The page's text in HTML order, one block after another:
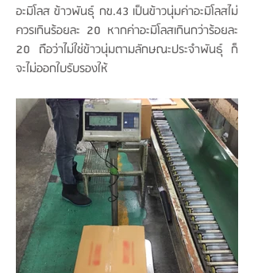
อะมิโลส ข้าวพันธุ์ กข.43 เป็นข้าวนุ่มค่าอะมิโลสไม่
ควรเกินร้อยละ 20 หากค่าอะมิโลสเกินกว่าร้อยละ
20 ถือว่าไม่ใช่ข้าวนุ่มตามลักษณะประจำพันธุ์ ก็
จะไม่ออกใบรับรองให้